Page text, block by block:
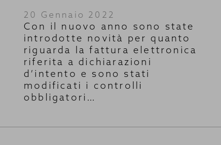
20 Gennaio 2022
Con il nuovo anno sono state
introdotte novità per quanto
riguarda la fattura elettronica
riferita a dichiarazioni
d’intento e sono stati
modificati i controlli
obbligatori…